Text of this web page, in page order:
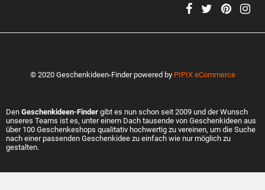
© 2020 Geschenkideen-Finder powered by PIPIX eCommerce
Den Geschenkideen-Finder gibt es nun schon seit 2009 und der Wunsch
unseres Teams ist es, unter einem Dach tausende von Geschenkideen aus
über 100 Geschenkeshops qualitativ hochwertig zu vereinen, um die Suche
nach einer passenden Geschenkidee zu einfach wie nur möglich zu
gestalten.